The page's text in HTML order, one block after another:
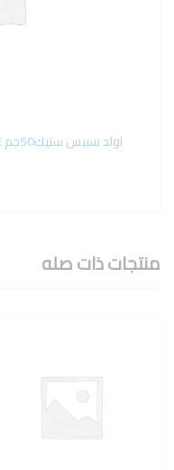
اولد سبيس ستيك50جم ULTRA DEFENCE
منتجات ذات صله